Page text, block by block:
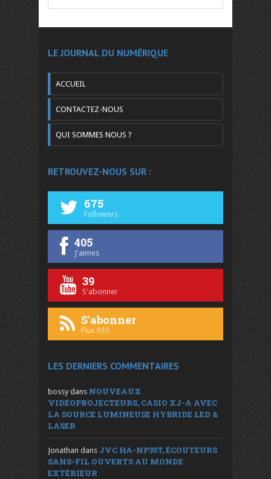
LE JOURNAL DU NUMÉRIQUE
ACCUEIL
CONTACTEZ-NOUS
QUI SOMMES NOUS ?
RETROUVEZ-NOUS SUR :
675
Followers
405
J'aimes
39
S'abonner
S'abonner
Flux RSS
LES DERNIERS COMMENTAIRES
bossy dans NOUVEAUX
VIDÉOPROJECTEURS, CASIO XJ-A AVEC
LA SOURCE LUMINEUSE HYBRIDE LED &
LASER
Jonathan dans JVC HA-NP35T, ÉCOUTEURS
SANS-FIL OUVERTS AU MONDE
EXTÉRIEUR